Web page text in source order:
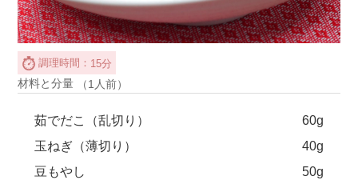
調理時間： 15分
材料と分量 （1人前）
茹でだこ（乱切り）
60g
玉ねぎ（薄切り）
40g
豆もやし
50g